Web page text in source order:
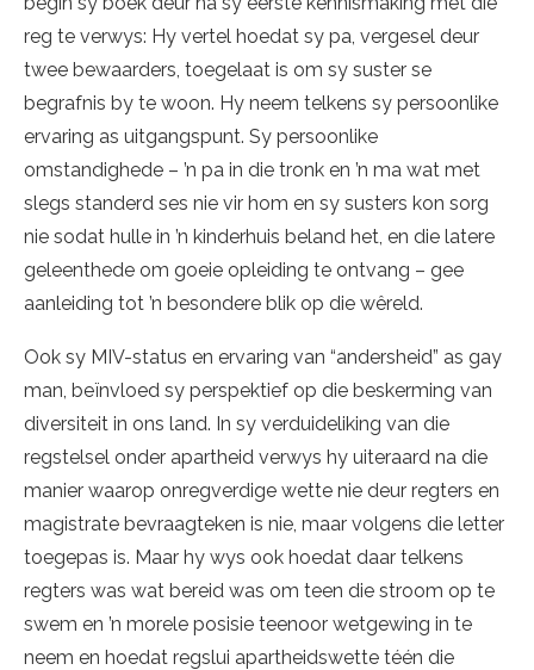
reg te verwys: Hy vertel hoedat sy pa, vergesel deur
twee bewaarders, toegelaat is om sy suster se
begrafnis by te woon. Hy neem telkens sy persoonlike
ervaring as uitgangspunt. Sy persoonlike
omstandighede – ’n pa in die tronk en ’n ma wat met
slegs standerd ses nie vir hom en sy susters kon sorg
nie sodat hulle in ’n kinderhuis beland het, en die latere
geleenthede om goeie opleiding te ontvang – gee
aanleiding tot ’n besondere blik op die wêreld.
Ook sy MIV-status en ervaring van “andersheid” as gay
man, beïnvloed sy perspektief op die beskerming van
diversiteit in ons land. In sy verduideliking van die
regstelsel onder apartheid verwys hy uiteraard na die
manier waarop onregverdige wette nie deur regters en
magistrate bevraagteken is nie, maar volgens die letter
toegepas is. Maar hy wys ook hoedat daar telkens
regters was wat bereid was om teen die stroom op te
swem en ’n morele posisie teenoor wetgewing in te
neem en hoedat regslui apartheidswette téén die